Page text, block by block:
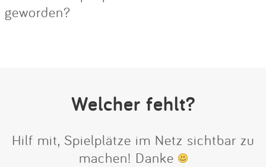
geworden?
Welcher fehlt?
Hilf mit, Spielplätze im Netz sichtbar zu
machen! Danke